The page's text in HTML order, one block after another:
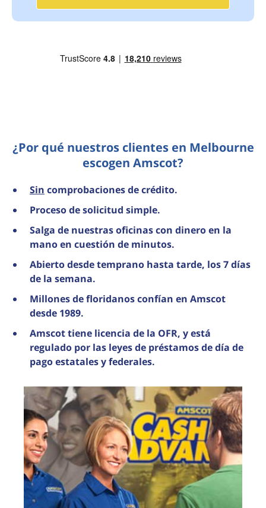
¿Por qué nuestros clientes en Melbourne
escogen Amscot?
Sin comprobaciones de crédito.
Proceso de solicitud simple.
Salga de nuestras oficinas con dinero en la
mano en cuestión de minutos.
Abierto desde temprano hasta tarde, los 7 días
de la semana.
Millones de floridanos confían en Amscot
desde 1989.
Amscot tiene licencia de la OFR, y está
regulado por las leyes de préstamos de día de
pago estatales y federales.